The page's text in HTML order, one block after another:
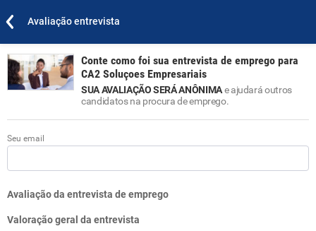
Avaliação entrevista
Conte como foi sua entrevista de emprego para
CA2 Soluçoes Empresariais
SUA AVALIAÇÃO SERÁ ANÔNIMAe ajudará outros
candidatos na procura de emprego.
Seu email
Avaliação da entrevista de emprego
Valoração geral da entrevista